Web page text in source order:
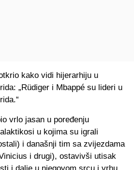
kako vidi hijerarhiju u
„Rüdiger i Mbappé su lideri u
vrlo jasan u poređenju
u kojima su igrali
i današnji tim sa zvijezdama
i drugi), ostavivši utisak
i dalje u njegovom srcu i vrhu